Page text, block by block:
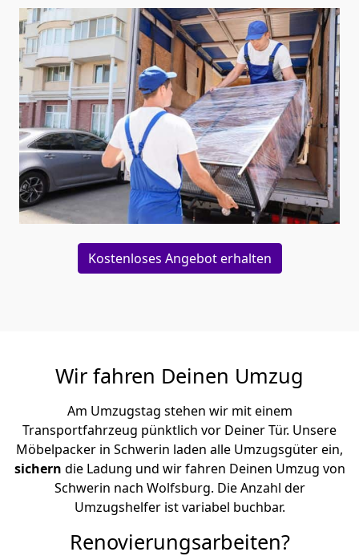
Kostenloses Angebot erhalten
Wir fahren Deinen Umzug
Am Umzugstag stehen wir mit einem
Transportfahrzeug pünktlich vor Deiner Tür. Unsere
Möbelpacker in Schwerin laden alle Umzugsgüter ein,
sichern die Ladung und wir fahren Deinen Umzug von
Schwerin nach Wolfsburg. Die Anzahl der
Umzugshelfer ist variabel buchbar.
Renovierungsarbeiten?